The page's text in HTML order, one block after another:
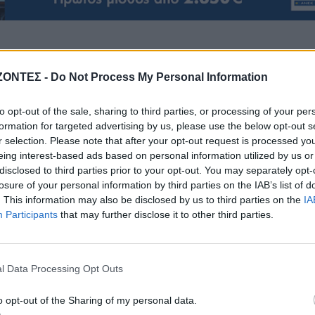
- Do Not Process My Personal Information
opt-out of the sale, sharing to third parties, or processing of your
for targeted advertising by us, please use the below opt-out
selection. Please note that after your opt-out request is processed
interest-based ads based on personal information utilized by us
to third parties prior to your opt-out. You may separately
of your personal information by third parties on the IAB’s list of
This information may also be disclosed by us to third parties on the
Participants that may further disclose it to other third parties.
Data Processing Opt Outs
opt-out of the Sharing of my personal data.
ΓΕΎΣΗ - ΨΥΧΑΓΩΓΊΑ
του Σωτήρος:
τρώνε ψάρι όσοι
νηστεύουν
6 Αυγούστου 2026
ΔΉΜΟΣ ΚΙΣΆΜΟΥ
Κίσαμος: Πλήθος κόσμου
“Γιορτή Ντομάτας”
Πλάτανο
6 Αυγούστου 2026